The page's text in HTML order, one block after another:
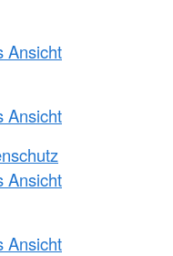
Ansicht
Ansicht
Ansicht
Ansicht